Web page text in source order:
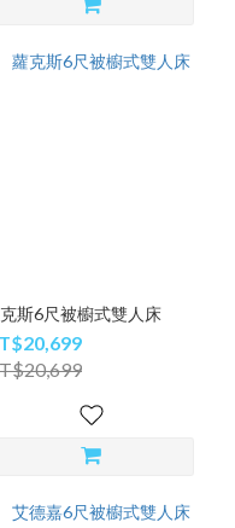
斯6尺被櫥式雙人床